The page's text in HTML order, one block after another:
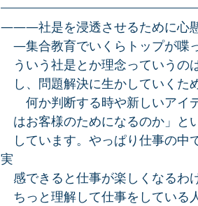
―――社是を浸透させるために心
―集合教育でいくらトップが喋
ういう社是とか理念っていうの
し、問題解決に生かしていくた
何か判断する時や新しいアイ
はお客様のためになるのか」と
しています。やっぱり仕事の中
実
感できると仕事が楽しくなるわ
ちっと理解して仕事をしている